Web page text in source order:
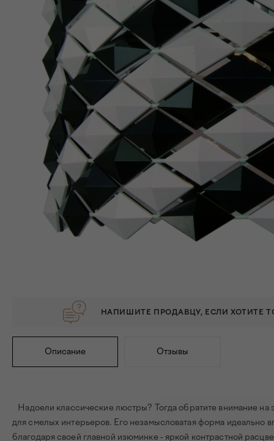
НАПИШИТЕ ПРОДАВЦУ, ЕСЛИ ХОТИТЕ
Описание Отзывы
Надоели классические люстры? Тогда обратите внимание
для смелых интерьеров. Его незамысловатая форма
благодаря своей главной изюминке - яркой контрастной